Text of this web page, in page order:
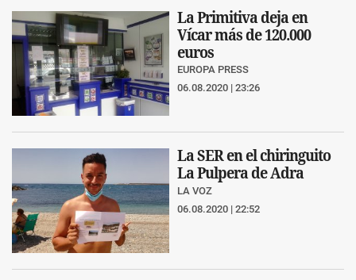
La Primitiva deja en
Vícar más de 120.000
euros
EUROPA PRESS
06.08.2020 | 23:26
La SER en el chiringuito
La Pulpera de Adra
LA VOZ
06.08.2020 | 22:52